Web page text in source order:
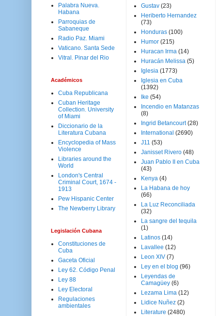
Palabra Nueva.
Habana
Parroquias de
Sabaneque
Radio Paz. Miami
Vaticano. Santa Sede
Vitral. Pinar del Rio
Académicos
Cuba Republicana
Cuban Heritage
Collection. University
of Miami
Diccionario de la
Literatura Cubana
Encyclopedia of Mass
Violence
Libraries around the
World
London's Central
Criminal Court, 1674 -
1913
Pew Hispanic Center
The Newberry Library
Legislación Cubana
Constituciones de
Cuba
Gaceta Oficial
Ley 62. Código Penal
Ley 88
Ley Electoral
Regulaciones
ambientales
Gustav (23)
Heriberto Hernandez
(73)
Honduras (100)
Humor (215)
Huracan Irma (14)
Huracán Melissa (5)
Iglesia (1773)
Iglesia en Cuba
(1392)
Ike (54)
Incendio en Matanzas
(8)
Ingrid Betancourt (28)
International (2690)
J11 (53)
Janisset Rivero (48)
Juan Pablo II en Cuba
(43)
Kenya (4)
La Habana de hoy
(66)
La Luz Reconciliada
(32)
La sangre del tequila
(1)
Latinos (14)
Lavallee (12)
Leon XIV (7)
Ley en el blog (96)
Leyendas de
Camagüey (6)
Lezama Lima (12)
Lidice Nuñez (2)
Literature (2480)